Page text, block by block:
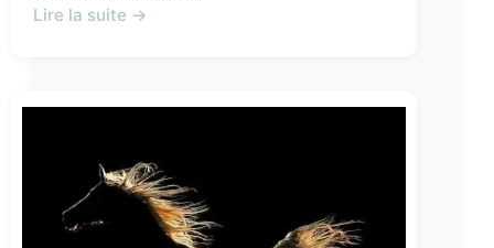
Lire la suite →